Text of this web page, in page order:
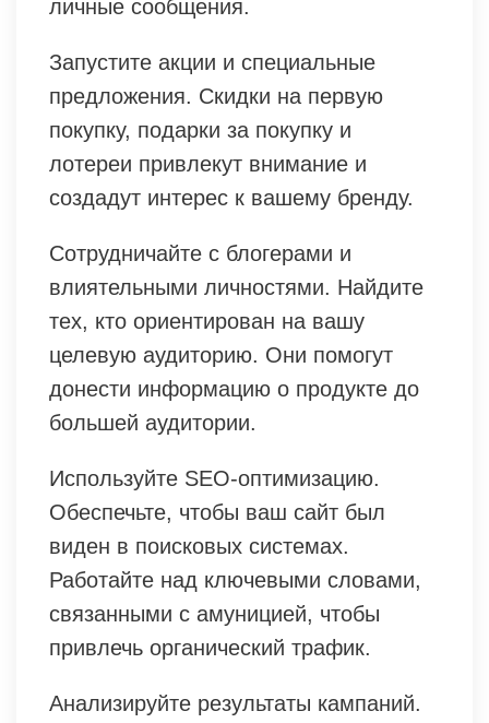
личные сообщения.
Запустите акции и специальные
предложения. Скидки на первую
покупку, подарки за покупку и
лотереи привлекут внимание и
создадут интерес к вашему бренду.
Сотрудничайте с блогерами и
влиятельными личностями. Найдите
тех, кто ориентирован на вашу
целевую аудиторию. Они помогут
донести информацию о продукте до
большей аудитории.
Используйте SEO-оптимизацию.
Обеспечьте, чтобы ваш сайт был
виден в поисковых системах.
Работайте над ключевыми словами,
связанными с амуницией, чтобы
привлечь органический трафик.
Анализируйте результаты кампаний.